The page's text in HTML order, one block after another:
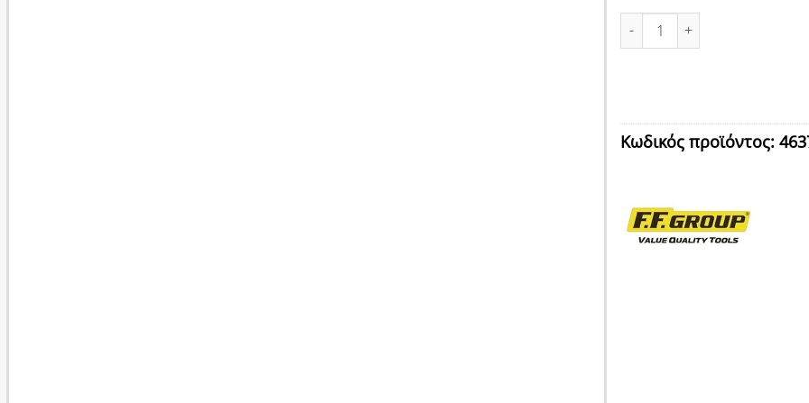
ΜΠΟΤΕΣ ΚΝΗΜΗΣ PVC MAYPEΣ
Κωδικός προϊόντος: